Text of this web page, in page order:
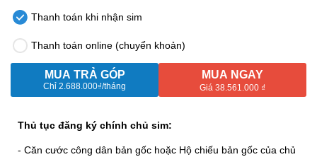
Thanh toán khi nhận sim
Thanh toán online (chuyển khoản)
MUA TRẢ GÓP
Chỉ 2.688.000₫/tháng
MUA NGAY
Giá 38.561.000 ₫
Thủ tục đăng ký chính chủ sim:
- Căn cước công dân bản gốc hoặc Hộ chiếu bản gốc của chủ